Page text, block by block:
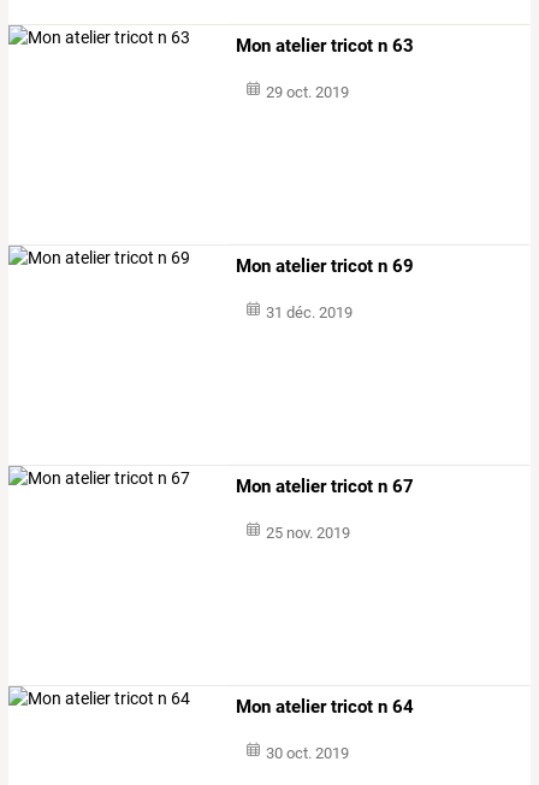
Mon atelier tricot n 63
29 oct. 2019
Mon atelier tricot n 69
31 déc. 2019
Mon atelier tricot n 67
25 nov. 2019
Mon atelier tricot n 64
30 oct. 2019